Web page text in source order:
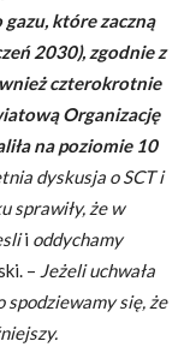
które zaczną
2030), zgodnie z
czterokrotnie
Organizację
na poziomie 10
dyskusja o SCT i
sprawiły, że w
i oddychamy
– Jeżeli uchwała
spodziewamy się, że